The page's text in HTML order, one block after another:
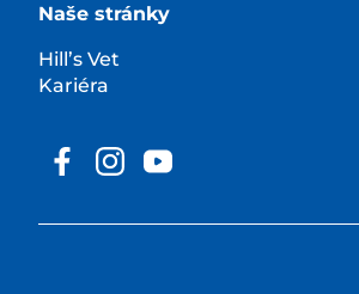
Naše stránky
Hill’s Vet
Kariéra